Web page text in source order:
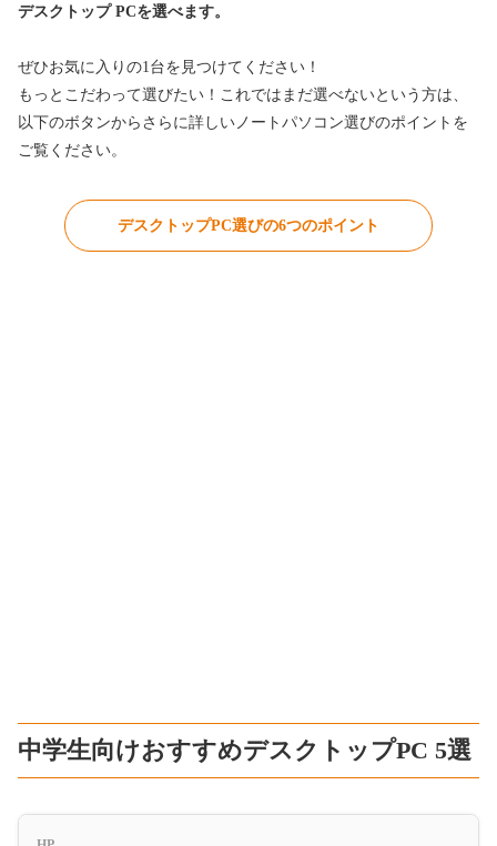
デスクトップ PCを選べます。
ぜひお気に入りの1台を見つけてください！
もっとこだわって選びたい！これではまだ選べないという方は、
以下のボタンからさらに詳しいノートパソコン選びのポイントを
ご覧ください。
デスクトップPC選びの6つのポイント
中学生向けおすすめデスクトップPC 5選